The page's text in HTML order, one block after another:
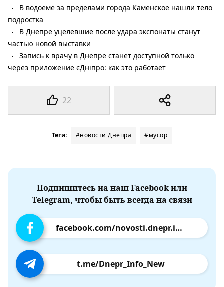
22
В водоеме за пределами города Каменское нашли тело
подростка
В Днепре уцелевшие после удара экспонаты станут
частью новой выставки
Запись к врачу в Днепре станет доступной только
через приложение єДніпро: как это работает
Теги: #новости Днепра #мусор
Подпишитесь на наш Facebook или
Telegram, чтобы быть всегда на связи
facebook.com/novosti.dnepr.info
t.me/Dnepr_Info_New